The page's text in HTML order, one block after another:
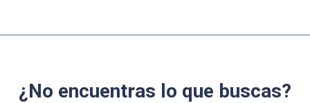
¿No encuentras lo que buscas?